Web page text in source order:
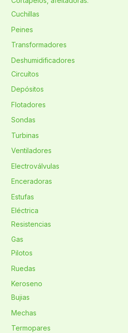
Cuchillas
Peines
Transformadores
Deshumidificadores
Circuítos
Depósitos
Flotadores
Sondas
Turbinas
Ventiladores
Electroválvulas
Enceradoras
Estufas
Eléctrica
Resistencias
Gas
Pilotos
Ruedas
Keroseno
Bujias
Mechas
Termopares